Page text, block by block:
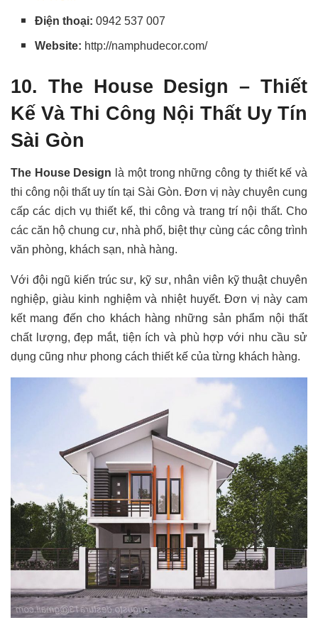
Điện thoại: 0942 537 007
Website: http://namphudecor.com/
10. The House Design – Thiết
Kế Và Thi Công Nội Thất Uy Tín
Sài Gòn
The House Design là một trong những công ty thiết kế và
thi công nội thất uy tín tại Sài Gòn. Đơn vị này chuyên cung
cấp các dịch vụ thiết kế, thi công và trang trí nội thất. Cho
các căn hộ chung cư, nhà phố, biệt thự cùng các công trình
văn phòng, khách sạn, nhà hàng.
Với đội ngũ kiến trúc sư, kỹ sư, nhân viên kỹ thuật chuyên
nghiệp, giàu kinh nghiệm và nhiệt huyết. Đơn vị này cam
kết mang đến cho khách hàng những sản phẩm nội thất
chất lượng, đẹp mắt, tiện ích và phù hợp với nhu cầu sử
dụng cũng như phong cách thiết kế của từng khách hàng.